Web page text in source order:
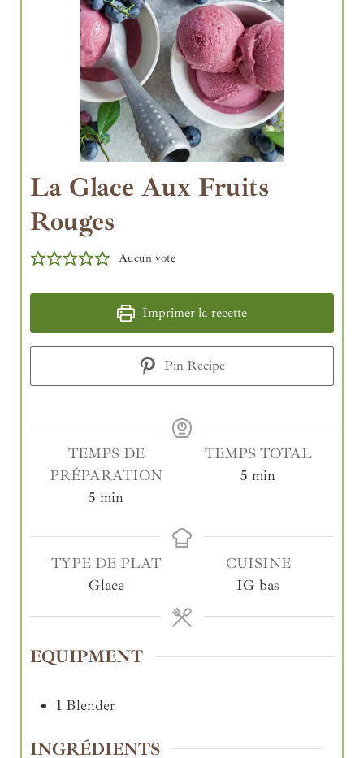
La Glace Aux Fruits
Rouges
Aucun vote
Imprimer la recette
Pin Recipe
TEMPS DE
PRÉPARATION
5 min
TEMPS TOTAL
5 min
TYPE DE PLAT
Glace
CUISINE
IG bas
EQUIPMENT
1 Blender
INGRÉDIENTS